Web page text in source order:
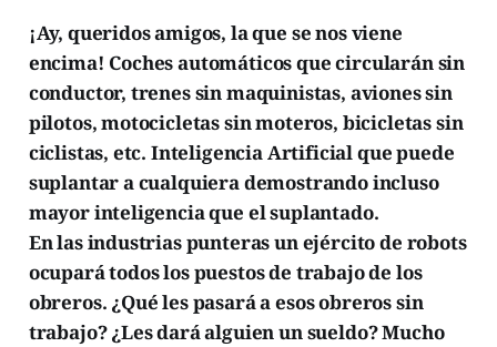
¡Ay, queridos amigos, la que se nos viene
encima! Coches automáticos que circularán sin
conductor, trenes sin maquinistas, aviones sin
pilotos, motocicletas sin moteros, bicicletas sin
ciclistas, etc. Inteligencia Artificial que puede
suplantar a cualquiera demostrando incluso
mayor inteligencia que el suplantado.
En las industrias punteras un ejército de robots
ocupará todos los puestos de trabajo de los
obreros. ¿Qué les pasará a esos obreros sin
trabajo? ¿Les dará alguien un sueldo? Mucho